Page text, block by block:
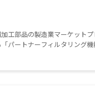
工部品の製造業マーケット
パートナーフィルタリング機